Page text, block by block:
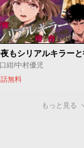
紺/中村優児
無料
もっと見る